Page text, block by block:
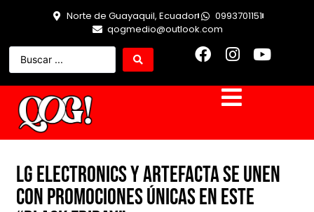
Norte de Guayaquil, Ecuador
0993701151
qogmedio@outlook.com
LG Electronics y Artefacta se unen
con promociones únicas en este